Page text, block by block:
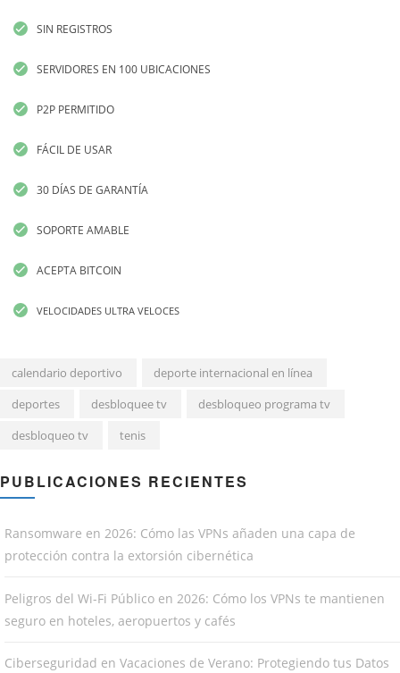
SIN REGISTROS
SERVIDORES EN 100 UBICACIONES
P2P PERMITIDO
FÁCIL DE USAR
30 DÍAS DE GARANTÍA
SOPORTE AMABLE
ACEPTA BITCOIN
VELOCIDADES ULTRA VELOCES
calendario deportivo
deporte internacional en línea
deportes
desbloquee tv
desbloqueo programa tv
desbloqueo tv
tenis
PUBLICACIONES RECIENTES
Ransomware en 2026: Cómo las VPNs añaden una capa de
protección contra la extorsión cibernética
Peligros del Wi-Fi Público en 2026: Cómo los VPNs te mantienen
seguro en hoteles, aeropuertos y cafés
Ciberseguridad en Vacaciones de Verano: Protegiendo tus Datos